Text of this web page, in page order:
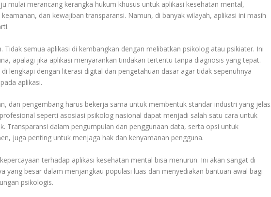
mulai merancang kerangka hukum khusus untuk aplikasi kesehatan mental,
dan kewajiban transparansi. Namun, di banyak wilayah, aplikasi ini masih
Tidak semua aplikasi di kembangkan dengan melibatkan psikolog atau psikiater. Ini
apalagi jika aplikasi menyarankan tindakan tertentu tanpa diagnosis yang tepat.
lengkapi dengan literasi digital dan pengetahuan dasar agar tidak sepenuhnya
aplikasi.
dan pengembang harus bekerja sama untuk membentuk standar industri yang
seperti asosiasi psikolog nasional dapat menjadi salah satu cara untuk
Transparansi dalam pengumpulan dan penggunaan data, serta opsi untuk
juga penting untuk menjaga hak dan kenyamanan pengguna.
terhadap aplikasi kesehatan mental bisa menurun. Ini akan sangat di
yang besar dalam menjangkau populasi luas dan menyediakan bantuan awal bagi
psikologis.